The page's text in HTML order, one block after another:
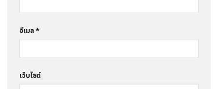
อีเมล*
เว็บไซต์